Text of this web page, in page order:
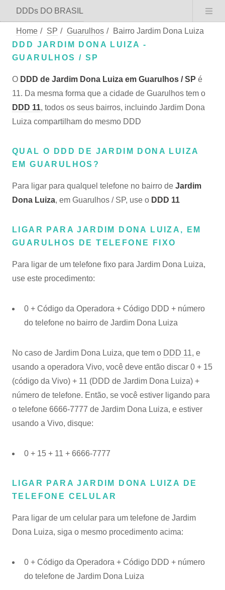
DDDs DO BRASIL
Home / SP / Guarulhos /
Bairro Jardim Dona Luiza
DDD JARDIM DONA LUIZA -
GUARULHOS / SP
O DDD de Jardim Dona Luiza em Guarulhos / SP é
11. Da mesma forma que a cidade de Guarulhos tem o
DDD 11, todos os seus bairros, incluindo Jardim Dona
Luiza compartilham do mesmo DDD
QUAL O DDD DE JARDIM DONA LUIZA
EM GUARULHOS?
Para ligar para qualquel telefone no bairro de Jardim
Dona Luiza, em Guarulhos / SP, use o DDD 11
LIGAR PARA JARDIM DONA LUIZA, EM
GUARULHOS DE TELEFONE FIXO
Para ligar de um telefone fixo para Jardim Dona Luiza,
use este procedimento:
0 + Código da Operadora + Código DDD + número
do telefone no bairro de Jardim Dona Luiza
No caso de Jardim Dona Luiza, que tem o DDD 11, e
usando a operadora Vivo, você deve então discar 0 + 15
(código da Vivo) + 11 (DDD de Jardim Dona Luiza) +
número de telefone. Então, se você estiver ligando para
o telefone 6666-7777 de Jardim Dona Luiza, e estiver
usando a Vivo, disque:
0 + 15 + 11 + 6666-7777
LIGAR PARA JARDIM DONA LUIZA DE
TELEFONE CELULAR
Para ligar de um celular para um telefone de Jardim
Dona Luiza, siga o mesmo procedimento acima:
0 + Código da Operadora + Código DDD + número
do telefone de Jardim Dona Luiza